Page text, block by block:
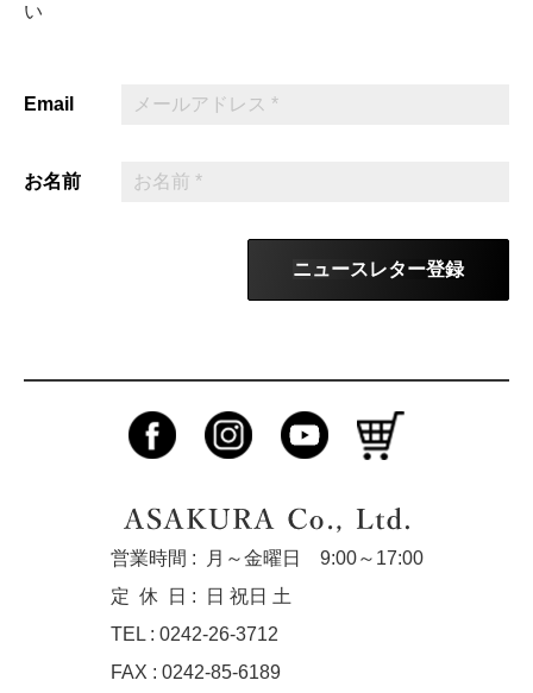
い
Email
お名前
ニュースレター登録
営業時間 :
月～金曜日 9:00～17:00
定休
日 :
日 祝日 土
TEL : 0242-26-3712
FAX : 0242-85-6189